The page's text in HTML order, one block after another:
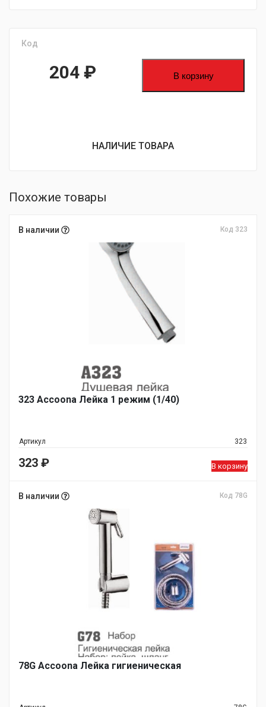
Код
204 ₽ В корзину
НАЛИЧИЕ ТОВАРА
Похожие товары
В наличии Код 323
323 Accoona Лейка 1 режим (1/40)
Артикул 323
323 ₽ В корзину
В наличии Код 78G
78G Accoona Лейка гигиеническая